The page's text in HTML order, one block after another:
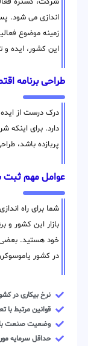
اندازی می شود.
زمینه موضوع
این کشور، ایده
طراحی برنامه
درک درست از ایده
دارد. برای
پربازده باشد،
عوامل مهم ثبت
شما برای راه
بازار این کشور و
خود هستید. بعضی
در کشور
نرخ بیکاری در
قوانین مرتبط با
وضعیت صنعت
حداقل سرمایه